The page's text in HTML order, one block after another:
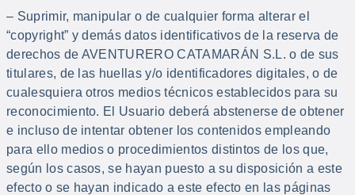
– Suprimir, manipular o de cualquier forma alterar el
“copyright” y demás datos identificativos de la reserva de
derechos de AVENTURERO CATAMARÁN S.L. o de sus
titulares, de las huellas y/o identificadores digitales, o de
cualesquiera otros medios técnicos establecidos para su
reconocimiento. El Usuario deberá abstenerse de obtener
e incluso de intentar obtener los contenidos empleando
para ello medios o procedimientos distintos de los que,
según los casos, se hayan puesto a su disposición a este
efecto o se hayan indicado a este efecto en las páginas